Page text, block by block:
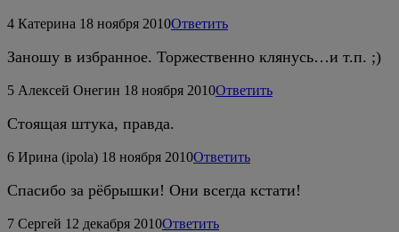
4 Катерина 18 ноября 2010Ответить
Заношу в избранное. Торжественно клянусь…и т.п. ;)
5 Алексей Онегин 18 ноября 2010Ответить
Стоящая штука, правда.
6 Ирина (ipola) 18 ноября 2010Ответить
Спасибо за рёбрышки! Они всегда кстати!
7 Сергей 12 декабря 2010Ответить